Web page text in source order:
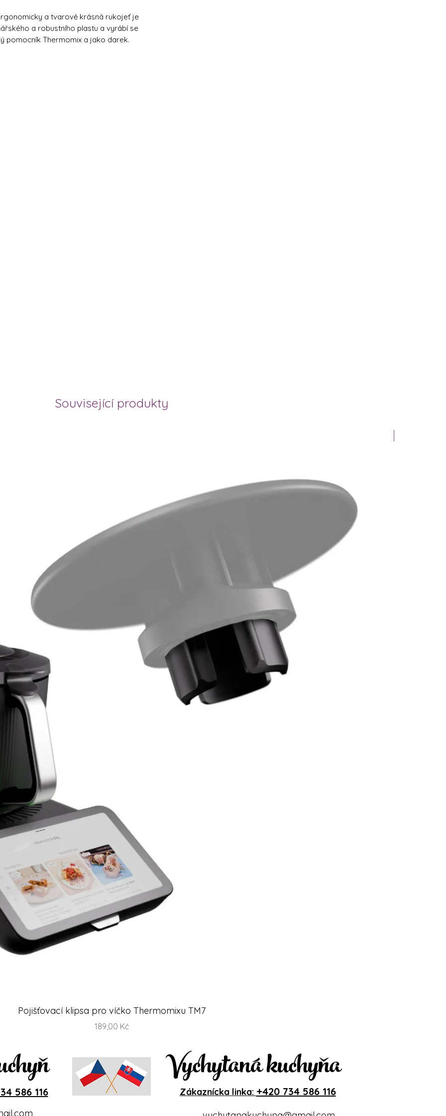
a tvarově krásná rukojeť je
a robustního plastu a vyrábí se
pomocník Thermomix a jako darek.
Související produkty
Rychlý náhled
Pojišťovací klipsa pro víčko Thermomixu TM7
Cena
189,00 Kč
586 116 Vychytaná kuchyňa
Zákaznícka linka: +420 734 586 116